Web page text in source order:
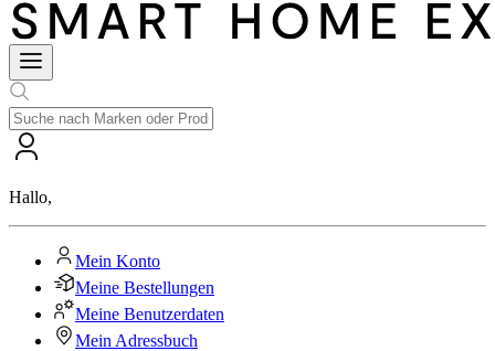
Hallo,
Mein Konto
Meine Bestellungen
Meine Benutzerdaten
Mein Adressbuch